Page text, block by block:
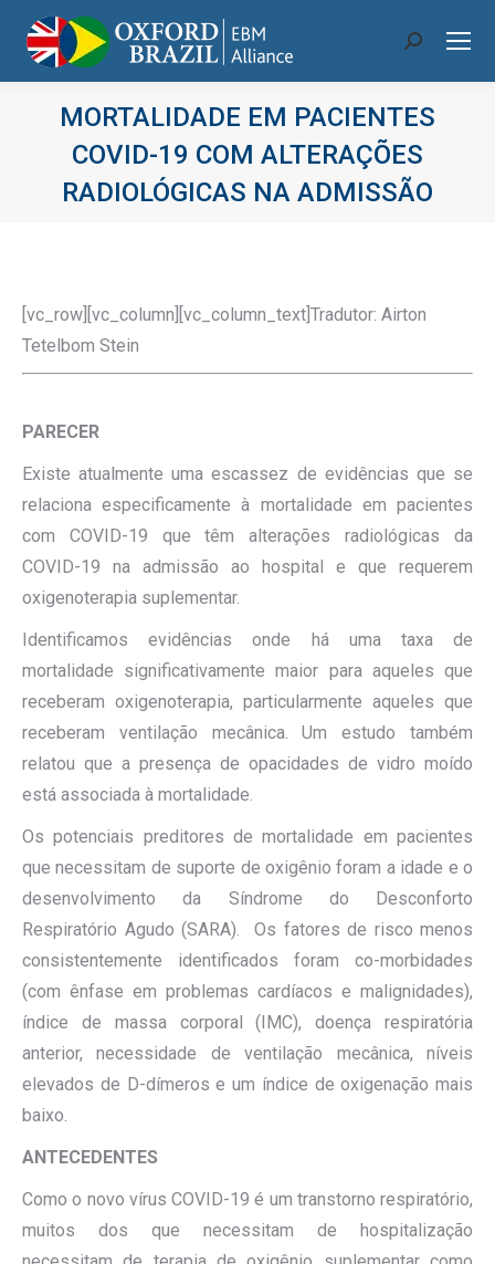
Search:
MORTALIDADE EM PACIENTES
COVID-19 COM ALTERAÇÕES
RADIOLÓGICAS NA ADMISSÃO
[vc_row][vc_column][vc_column_text]Tradutor: Airton
Tetelbom Stein
PARECER
Existe atualmente uma escassez de evidências que se
relaciona especificamente à mortalidade em pacientes
com COVID-19 que têm alterações radiológicas da
COVID-19 na admissão ao hospital e que requerem
oxigenoterapia suplementar.
Identificamos evidências onde há uma taxa de
mortalidade significativamente maior para aqueles que
receberam oxigenoterapia, particularmente aqueles que
receberam ventilação mecânica. Um estudo também
relatou que a presença de opacidades de vidro moído
está associada à mortalidade.
Os potenciais preditores de mortalidade em pacientes
que necessitam de suporte de oxigênio foram a idade e o
desenvolvimento da Síndrome do Desconforto
Respiratório Agudo (SARA). Os fatores de risco menos
consistentemente identificados foram co-morbidades
(com ênfase em problemas cardíacos e malignidades),
índice de massa corporal (IMC), doença respiratória
anterior, necessidade de ventilação mecânica, níveis
elevados de D-dímeros e um índice de oxigenação mais
baixo.
ANTECEDENTES
Como o novo vírus COVID-19 é um transtorno respiratório,
muitos dos que necessitam de hospitalização